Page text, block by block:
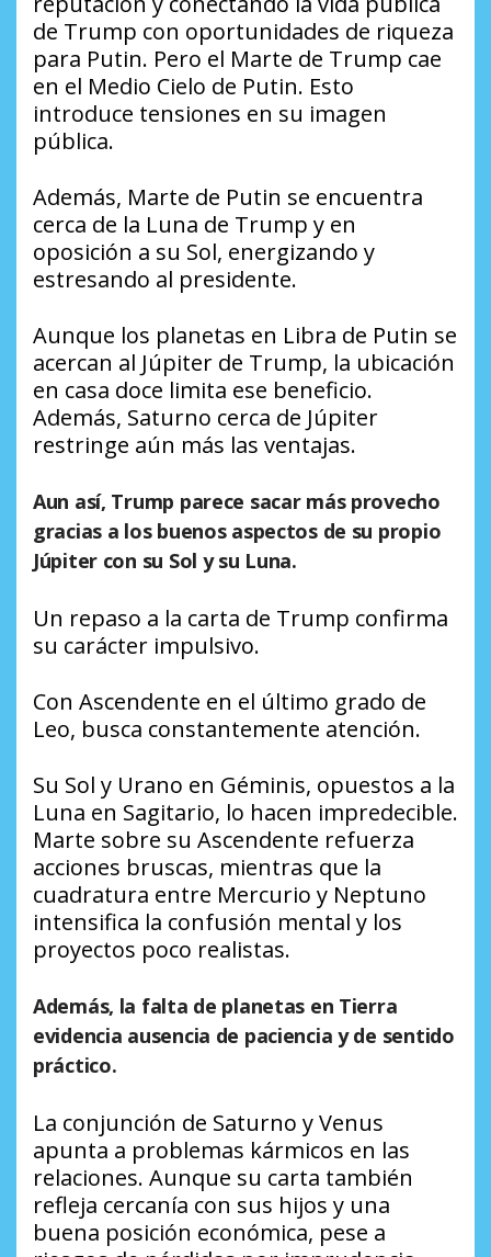
de Trump con oportunidades de riqueza
para Putin. Pero el Marte de Trump cae
en el Medio Cielo de Putin. Esto
introduce tensiones en su imagen
pública.
Además, Marte de Putin se encuentra
cerca de la Luna de Trump y en
oposición a su Sol, energizando y
estresando al presidente.
Aunque los planetas en Libra de Putin se
acercan al Júpiter de Trump, la ubicación
en casa doce limita ese beneficio.
Además, Saturno cerca de Júpiter
restringe aún más las ventajas.
Aun así, Trump parece sacar más provecho
gracias a los buenos aspectos de su propio
Júpiter con su Sol y su Luna.
Un repaso a la carta de Trump confirma
su carácter impulsivo.
Con Ascendente en el último grado de
Leo, busca constantemente atención.
Su Sol y Urano en Géminis, opuestos a la
Luna en Sagitario, lo hacen impredecible.
Marte sobre su Ascendente refuerza
acciones bruscas, mientras que la
cuadratura entre Mercurio y Neptuno
intensifica la confusión mental y los
proyectos poco realistas.
Además, la falta de planetas en Tierra
evidencia ausencia de paciencia y de sentido
práctico.
La conjunción de Saturno y Venus
apunta a problemas kármicos en las
relaciones. Aunque su carta también
refleja cercanía con sus hijos y una
buena posición económica, pese a